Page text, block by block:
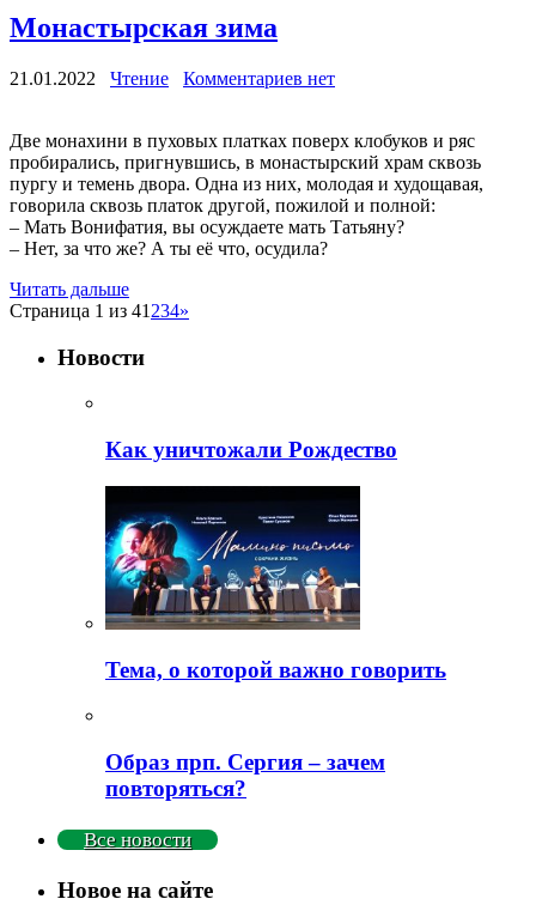
Монастырская зима
21.01.2022 Чтение Комментариев нет
Две монахини в пуховых платках поверх клобуков и ряс
пробирались, пригнувшись, в монастырский храм сквозь
пургу и темень двора. Одна из них, молодая и худощавая,
говорила сквозь платок другой, пожилой и полной:
– Мать Вонифатия, вы осуждаете мать Татьяну?
– Нет, за что же? А ты её что, осудила?
Читать дальше
Страница 1 из 41 234»
Новости
Как уничтожали Рождество
Тема, о которой важно говорить
Образ прп. Сергия – зачем
повторяться?
Все новости
Новое на сайте